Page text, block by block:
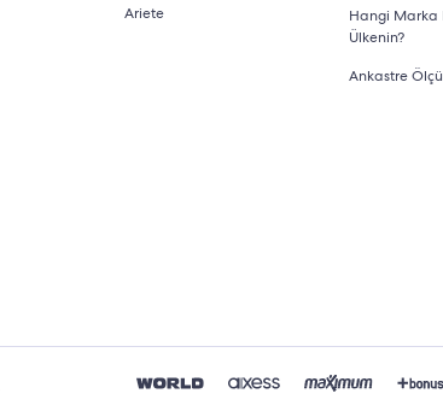
Ariete
Hangi Marka
Ülkenin?
Ankastre